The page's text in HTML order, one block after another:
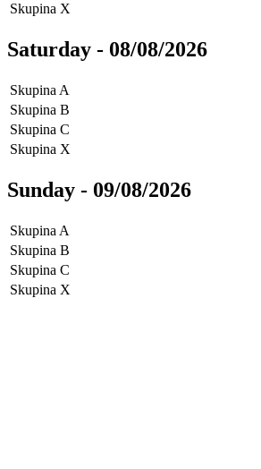
Skupina X
Saturday - 08/08/2026
Skupina A
Skupina B
Skupina C
Skupina X
Sunday - 09/08/2026
Skupina A
Skupina B
Skupina C
Skupina X